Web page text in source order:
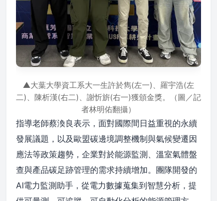
▲大葉大學資工系大一生許於雋(左一)、羅宇浩(左
二)、陳析漢(右二)、謝忻旂(右一)獲頒金獎。（圖／記
者林明佑翻攝）
指導老師蔡渙良表示，面對國際間日益重視的永續
發展議題，以及歐盟碳邊境調整機制與氣候變遷因
應法等政策趨勢，企業對於能源監測、溫室氣體盤
查與產品碳足跡管理的需求持續增加。團隊開發的
AI電力監測助手，從電力數據蒐集到智慧分析，提